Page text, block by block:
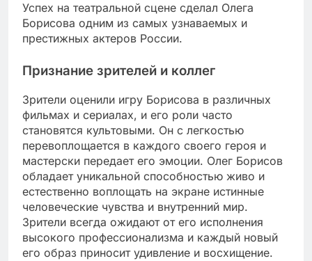
Успех на театральной сцене сделал Олега
Борисова одним из самых узнаваемых и
престижных актеров России.
Признание зрителей и коллег
Зрители оценили игру Борисова в различных
фильмах и сериалах, и его роли часто
становятся культовыми. Он с легкостью
перевоплощается в каждого своего героя и
мастерски передает его эмоции. Олег Борисов
обладает уникальной способностью живо и
естественно воплощать на экране истинные
человеческие чувства и внутренний мир.
Зрители всегда ожидают от его исполнения
высокого профессионализма и каждый новый
его образ приносит удивление и восхищение.